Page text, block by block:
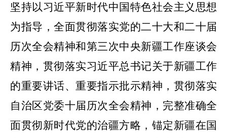
坚持以习近平新时代中国特色社会主义思想
为指导，全面贯彻落实党的二十大和二十届
历次全会精神和第三次中央新疆工作座谈会
精神，贯彻落实习近平总书记关于新疆工作
的重要讲话、重要指示批示精神，贯彻落实
自治区党委十届历次全会精神，完整准确全
面贯彻新时代党的治疆方略，锚定新疆在国